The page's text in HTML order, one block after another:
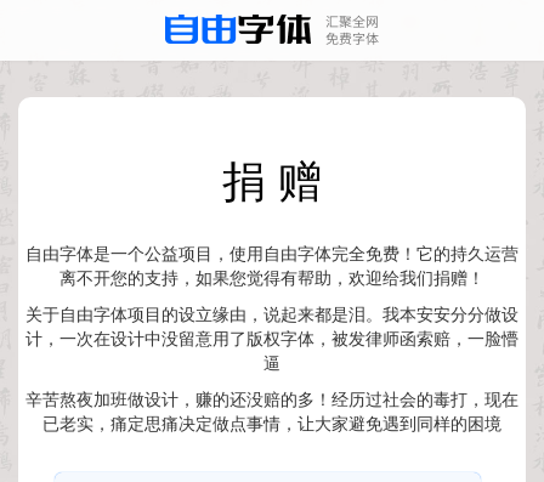
捐 赠
自由字体是一个公益项目，使用自由字体完全免费！它的持久运营
离不开您的支持，如果您觉得有帮助，欢迎给我们捐赠！
关于自由字体项目的设立缘由，说起来都是泪。我本安安分分做设
计，一次在设计中没留意用了版权字体，被发律师函索赔，一脸懵
逼
辛苦熬夜加班做设计，赚的还没赔的多！经历过社会的毒打，现在
已老实，痛定思痛决定做点事情，让大家避免遇到同样的困境